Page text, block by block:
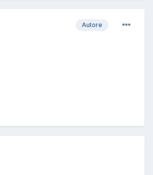
Autore